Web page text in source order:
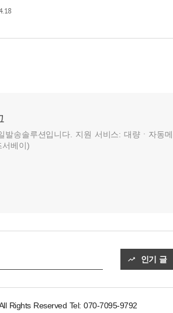
발송솔루션입니다. 지원 서비스: 대량ㆍ자동
서베이)
인기 글
Rights Reserved Tel: 070-7095-9792